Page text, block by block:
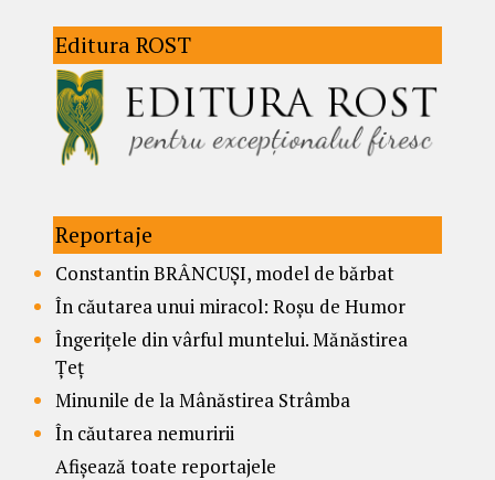
Editura ROST
Reportaje
Constantin BRÂNCUȘI, model de bărbat
În căutarea unui miracol: Roșu de Humor
Îngerițele din vârful muntelui. Mănăstirea
Țeț
Minunile de la Mânăstirea Strâmba
În căutarea nemuririi
Afișează toate reportajele